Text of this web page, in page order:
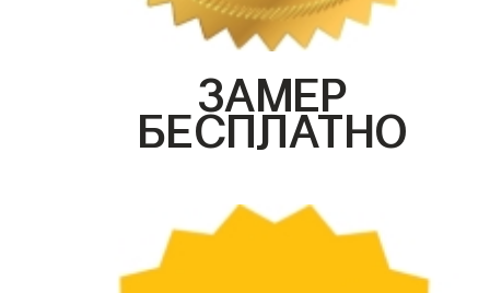
ЗАМЕР
БЕСПЛАТНО